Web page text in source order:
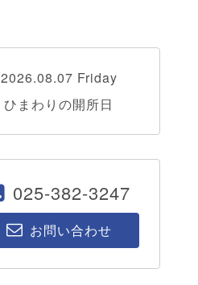
2026.08.07 Friday
ひまわりの開所日
025-382-3247
お問い合わせ